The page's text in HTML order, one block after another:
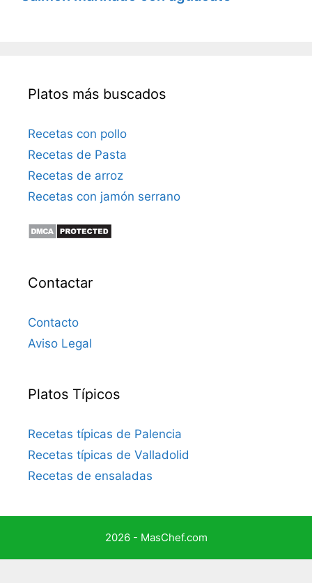
Platos más buscados
Recetas con pollo
Recetas de Pasta
Recetas de arroz
Recetas con jamón serrano
Contactar
Contacto
Aviso Legal
Platos Típicos
Recetas típicas de Palencia
Recetas típicas de Valladolid
Recetas de ensaladas
2026 - MasChef.com